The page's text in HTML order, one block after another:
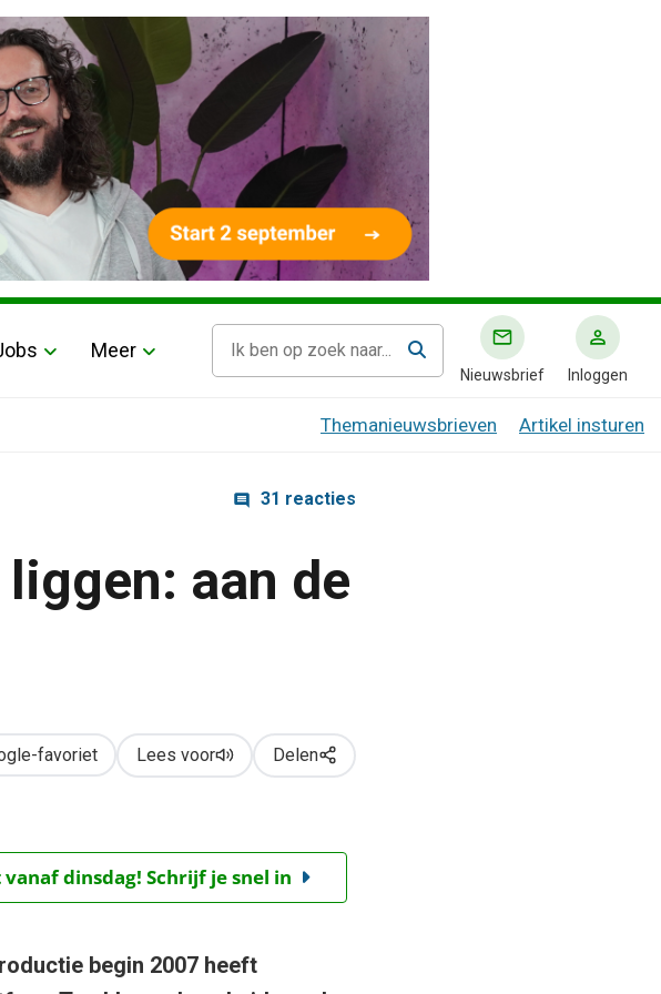
Meer
Nieuwsbrief Inloggen
Themanieuwsbrieven Artikel insturen
31 reacties
aan de
favoriet Lees voor Delen
vanaf dinsdag! Schrijf je snel in
begin 2007 heeft